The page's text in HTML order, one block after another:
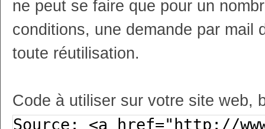
ne peut se faire que pour un
conditions, une demande par mail
toute réutilisation.
Code à utiliser sur votre site web,